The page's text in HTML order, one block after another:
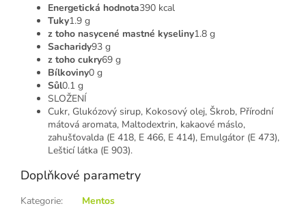
Energetická hodnota390 kcal
Tuky1.9 g
z toho nasycené mastné kyseliny1.8 g
Sacharidy93 g
z toho cukry69 g
Bílkoviny0 g
Sůl0.1 g
SLOŽENÍ
Cukr, Glukózový sirup, Kokosový olej, Škrob, Přírodní
mátová aromata, Maltodextrin, kakaové máslo,
zahušťovalda (E 418, E 466, E 414), Emulgátor (E 473),
Lešticí látka (E 903).
Doplňkové parametry
Kategorie:
Mentos